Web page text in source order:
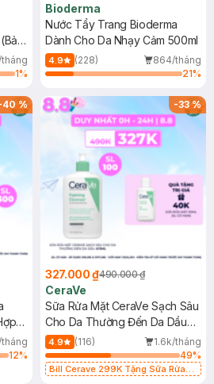
1%
Bioderma
Nước Tẩy Trang Bioderma
Dành Cho Da Nhạy Cảm 500ml
4.9 (228)
864/tháng
21%
40%
12%
-33%
327.000 ₫490.000 ₫
CeraVe
Sữa Rửa Mặt CeraVe Sạch Sâu
Cho Da Thường Đến Da Dầu
473ml
4.9 (116)
1.6k/tháng
49%
Bill Cerave 299K Tặng Sữa Rửa